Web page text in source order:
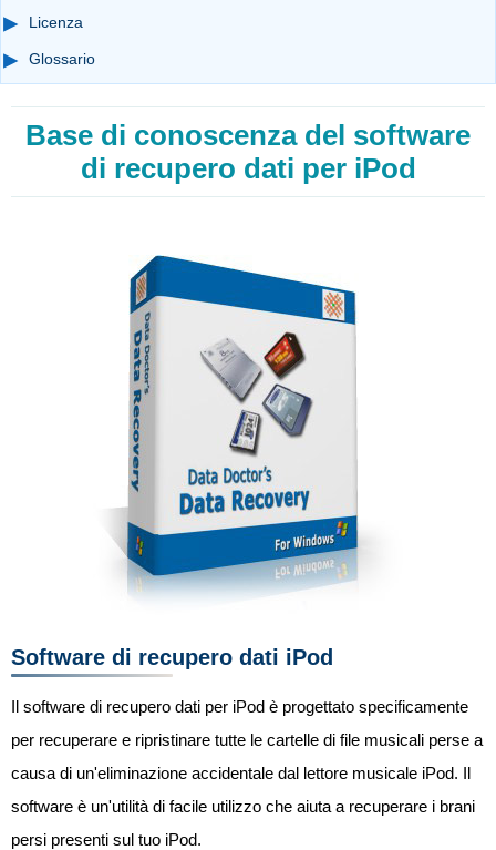
Licenza
Glossario
Base di conoscenza del software
di recupero dati per iPod
Software di recupero dati iPod
Il software di recupero dati per iPod è progettato specificamente
per recuperare e ripristinare tutte le cartelle di file musicali perse a
causa di un'eliminazione accidentale dal lettore musicale iPod. Il
software è un'utilità di facile utilizzo che aiuta a recuperare i brani
persi presenti sul tuo iPod.